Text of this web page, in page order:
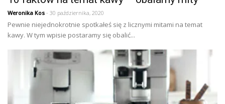
Weronika Kos - 30 października, 2020
Pewnie niejednokrotnie spotkałeś się z licznymi mitami na temat
kawy. W tym wpisie postaramy się obalić...